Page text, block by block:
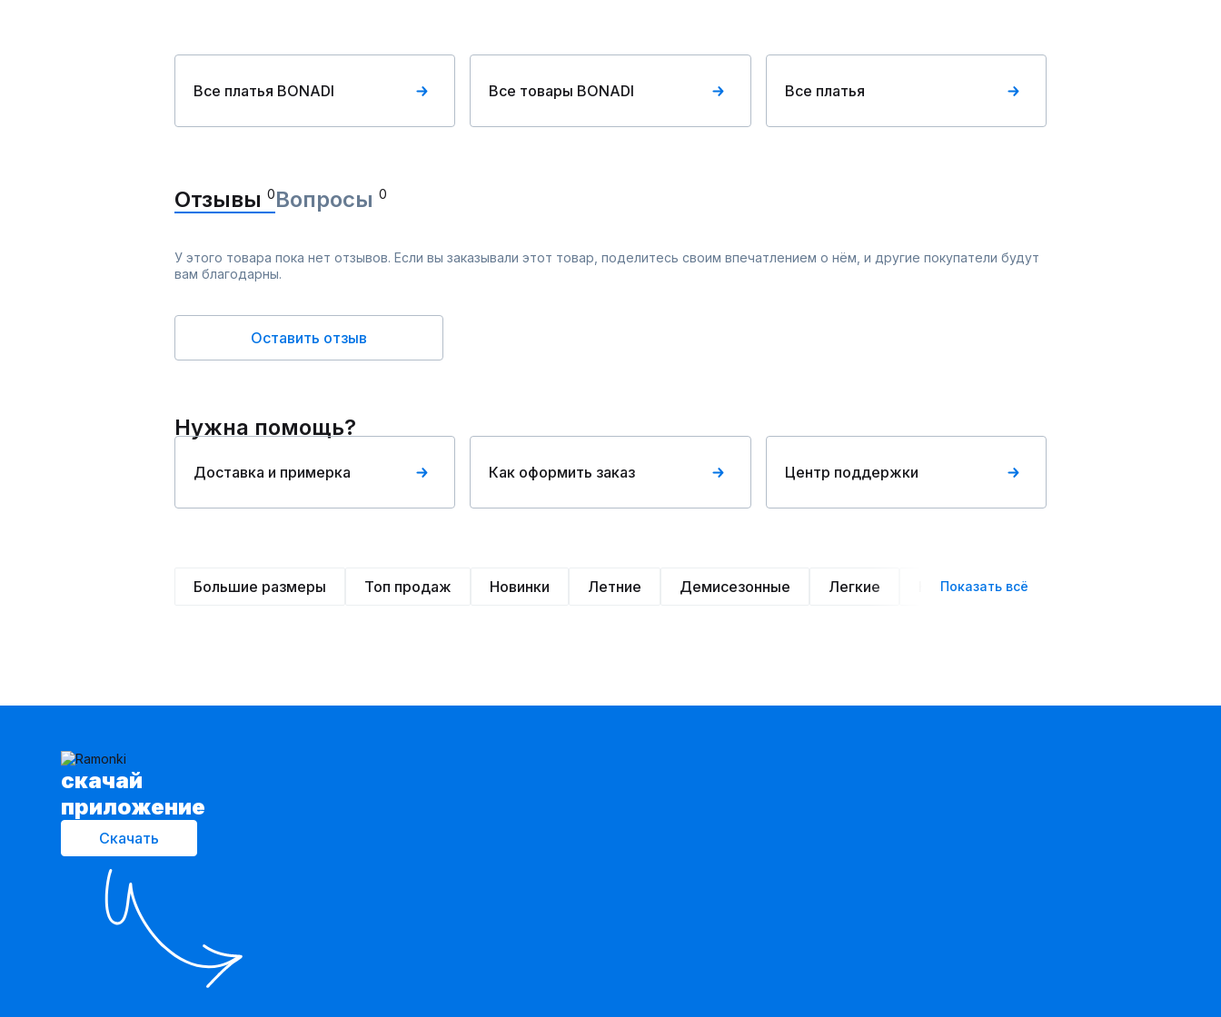
Все платья BONADI Все товары BONADI Все платья
Отзывы 0Вопросы 0
У этого товара пока нет отзывов. Если вы заказывали этот товар, поделитесь своим впечатлением о нём, и другие покупатели будут
вам благодарны.
Оставить отзыв
Нужна помощь?
Доставка и примерка Как оформить заказ Центр поддержки
Большие размеры Топ продаж Новинки Летние Демисезонные Легкие Нарядные
Показать всё
cкачай
приложение
Скачать